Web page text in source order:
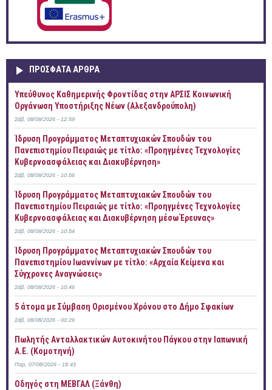
ΠΡOΣΦΑΤΑ AΡΘΡΑ
Yπεύθυνος Καθημερινής Φροντίδας στην ΑΡΣΙΣ Κοινωνική
Οργάνωση Υποστήριξης Νέων (Αλεξανδρούπολη)
Σάβ, 08/08/2026 - 12:59
Ίδρυση Προγράμματος Μεταπτυχιακών Σπουδών του
Πανεπιστημίου Πειραιώς με τίτλο: «Προηγμένες Τεχνολογίες
Κυβερνοασφάλειας και Διακυβέρνηση»
Σάβ, 08/08/2026 - 10:56
Ίδρυση Προγράμματος Μεταπτυχιακών Σπουδών του
Πανεπιστημίου Πειραιώς με τίτλο: «Προηγμένες Τεχνολογίες
Κυβερνοασφάλειας και Διακυβέρνηση μέσω Έρευνας»
Σάβ, 08/08/2026 - 10:54
Ίδρυση Προγράμματος Μεταπτυχιακών Σπουδών του
Πανεπιστημίου Ιωαννίνων με τίτλο: «Αρχαία Κείμενα και
Σύγχρονες Αναγνώσεις»
Σάβ, 08/08/2026 - 10:46
5 άτομα με Σύμβαση Ορισμένου Χρόνου στο Δήμο Σφακίων
Σάβ, 08/08/2026 - 00:29
Πωλητής Ανταλλακτικών Αυτοκινήτου Πάγκου στην Ιαπωνική
Α.Ε. (Κομοτηνή)
Παρ, 07/08/2026 - 18:43
Οδηγός στη ΜΕΒΓΑΛ (Ξάνθη)